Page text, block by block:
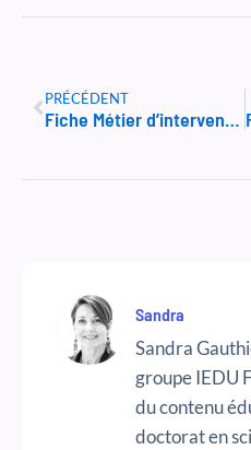
Précédent
PRÉCÉDENT
Fiche Métier d’intervenant spa et bien-être
Sandra
Sandra
groupe IEDU
du contenu
doctorat en